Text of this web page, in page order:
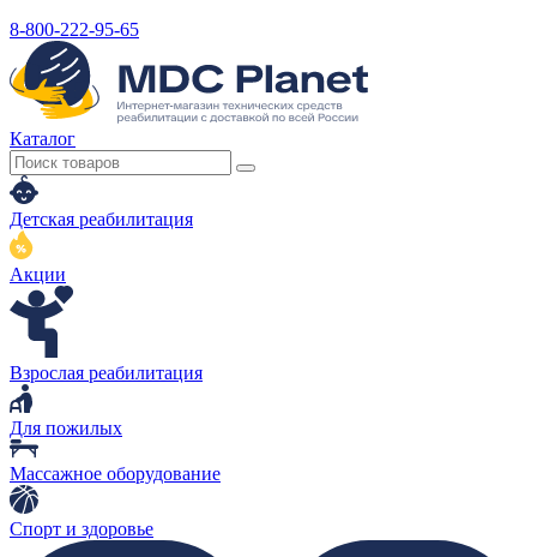
8-800-222-95-65
Каталог
Детская реабилитация
Акции
Взрослая реабилитация
Для пожилых
Массажное оборудование
Спорт и здоровье